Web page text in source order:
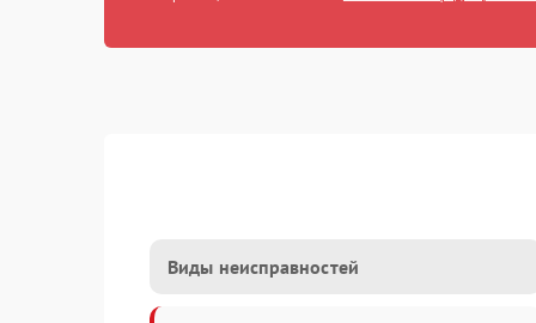
Виды неисправностей